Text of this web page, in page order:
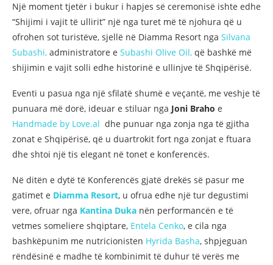
Një moment tjetër i bukur i hapjes së ceremonisë ishte edhe
“Shijimi i vajit të ullirit” një nga turet më të njohura që u
ofrohen sot turistëve, sjellë në Diamma Resort nga Silvana
Subashi, administratore e Subashi Olive Oil, që bashkë më
shijimin e vajit solli edhe historinë e ullinjve të Shqipërisë.
Eventi u pasua nga një sfilatë shumë e veçantë, me veshje të
punuara më dorë, ideuar e stiluar nga Joni Braho e
Handmade by Love.al dhe punuar nga zonja nga të gjitha
zonat e Shqipërisë, që u duartrokit fort nga zonjat e ftuara
dhe shtoi një tis elegant në tonet e konferencës.
Në ditën e dytë të Konferencës gjatë drekës së pasur me
gatimet e Diamma Resort, u ofrua edhe një tur degustimi
vere, ofruar nga Kantina Duka nën performancën e të
vetmes someliere shqiptare, Entela Cenko, e cila nga
bashkëpunim me nutricionisten Hyrida Basha, shpjeguan
rëndësinë e madhe të kombinimit të duhur të verës me